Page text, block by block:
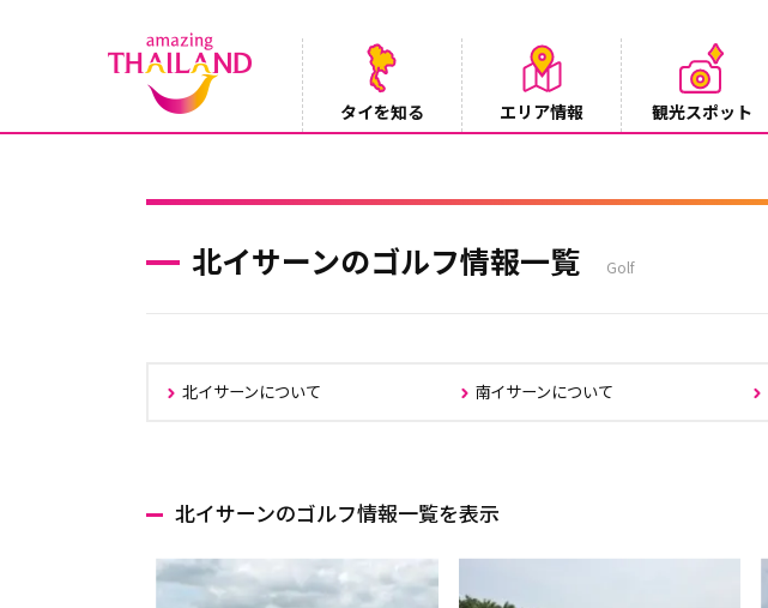
タイを知る エリア情報 観光スポット
北イサーンのゴルフ情報一覧 Golf
北イサーンについて 南イサーンについて
北イサーンのゴルフ情報一覧を表示